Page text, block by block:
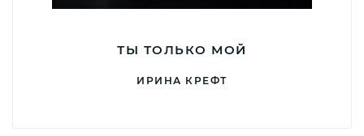
ТЫ ТОЛЬКО МОЙ
ИРИНА КРЕФТ